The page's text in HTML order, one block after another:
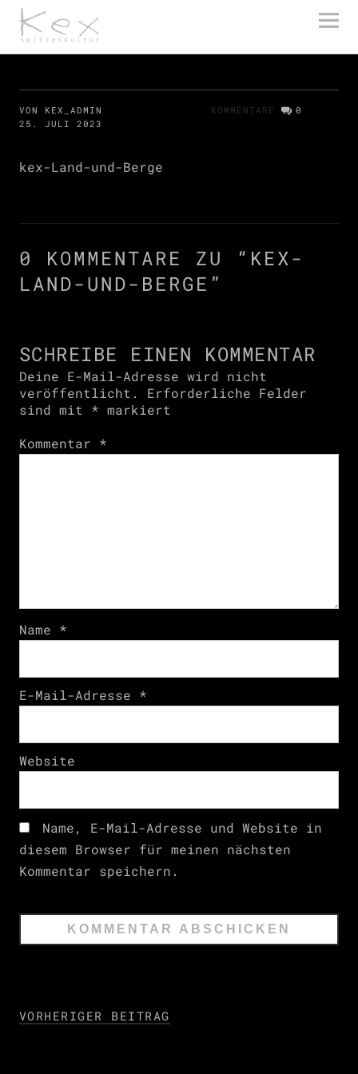
kex spitzenkultur
VON KEX_ADMIN
25. JULI 2023
KOMMENTARE 0
kex-Land-und-Berge
0 KOMMENTARE ZU “ KEX-
LAND-UND-BERGE ”
SCHREIBE EINEN KOMMENTAR
Deine E-Mail-Adresse wird nicht
veröffentlicht.
Erforderliche Felder
sind mit * markiert
Kommentar *
Name *
E-Mail-Adresse *
Website
Name, E-Mail-Adresse und Website in
diesem Browser für meinen nächsten
Kommentar speichern.
VORHERIGER BEITRAG